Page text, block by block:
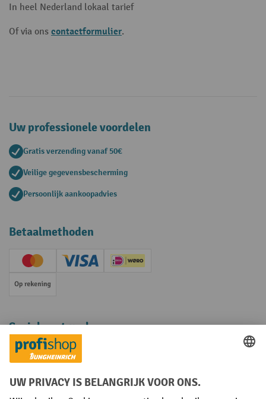
In heel Nederland lokaal tarief
Of via ons contactformulier.
Uw professionele voordelen
Gratis verzending vanaf 50€
Veilige gegevensbescherming
Persoonlijk aankoopadvies
Betaalmethoden
Creditcard (Master)Creditcard (Visa)iDEAL | Wero
Op rekening
Sociale netwerken
Facebook
YouTube
LinkedInInstagram